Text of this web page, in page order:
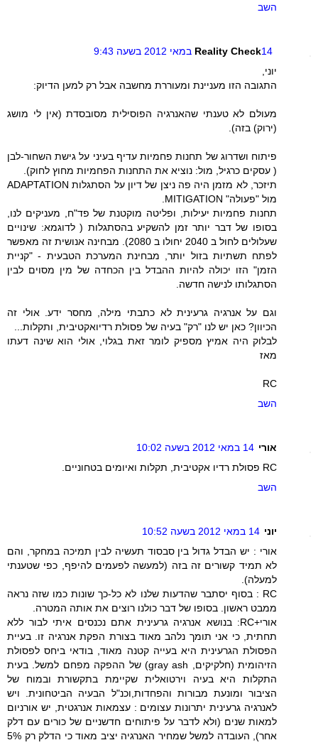
השב
Reality Check14 במאי 2012 בשעה 9:43
יוני,
התגובה הזו מעניינת ומעוררת מחשבה אבל רק למען הדיוק:
מעולם לא טענתי שהאנרגיה הפוסילית מסובסדת (אין לי מושג
(ירוק) בזה).
פיתוח ושדרוג של תחנות פחמיות עדיף בעיני על גישת השחור-לבן
( עסקים כרגיל, מול: נוציא את התחנות הפחמיות מחוץ לחוק).
תיזכר, לא מזמן היה פה ניצן של דיון על הסתגלות ADAPTATION
מול "פעולה" MITIGATION.
תחנות פחמיות יעילות, ופליטה מוקטנת של פד"ח, מעניקים לנו,
בסופו של דבר יותר זמן להשקיע בהסתגלות ( לדוגמא: שינויים
שעלולים לחול ב 2040 יחולו ב 2080). מבחינה אנושית זה מאפשר
לפתח תשתיות בזול יותר, מבחינת המערכת הטבעית - "קניית
הזמן" הזו יכולה להיות ההבדל בין הכחדה של מין מסוים לבין
הסתגלותו לנישה חדשה.
וגם על אנרגיה גרעינית לא כתבתי מילה, מחסר ידע. אולי זה
הכיוון? כאן יש לנו "רק" בעיה של פסולת רדיואקטיבית, ותקלות...
לבלוק היה אמיץ מספיק לומר זאת בגלוי, אולי הוא שינה דעתו
מאז
RC
השב
אורי 14 במאי 2012 בשעה 10:02
RC פסולת רדיו אקטיבית, תקלות ואיומים בטחוניים.
השב
יוני 14 במאי 2012 בשעה 10:52
אורי : יש הבדל גדול בין סבסוד תעשיה לבין תמיכה במחקר, והם
לא תמיד קשורים זה בזה (למעשה לפעמים להיפף, כפי שטענתי
למעלה).
RC : בסוף יסתבר שהדעות שלנו לא כל-כך שונות כמו שזה נראה
ממבט ראשון. בסופו של דבר כולנו רוצים את אותה המטרה.
אורי+RC: בנושא אנרגיה גרעינית אתם נכנסים איתי לבור ללא
תחתית, כי אני תומך נלהב מאוד בצורת הפקת אנרגיה זו. בעיית
הפסולת הגרעינית היא בעייה קטנה מאוד, בודאי ביחס לפסולת
הזיהומית (חלקיקים, gray ash) של ההפקה מפחם למשל. בעית
התקלות היא בעיה וירטואלית שקיימת בתקשורת ובמוח של
הציבור ומונעת מבורות והפחדות,וכנ"ל הבעיה הביטחונית. ויש
לאנרגיה גרעינית יתרונות עצומים : עצמאות אנרגטית, יש אורניום
למאות שנים (ולא לדבר על פיתוחים חדשניים של כורים עם דלק
אחר), העובדה למשל שמחיר האנרגיה יציב מאוד כי הדלק רק 5%